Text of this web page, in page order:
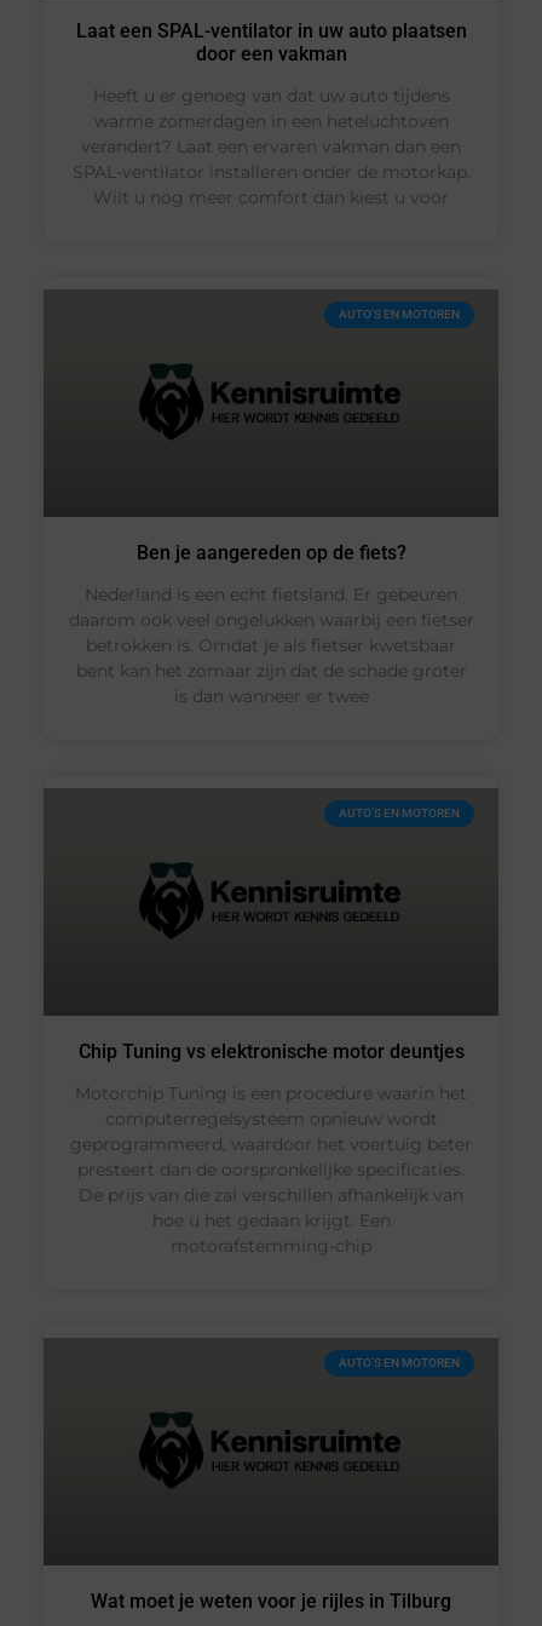
Laat een SPAL-ventilator in uw auto plaatsen
door een vakman
Heeft u er genoeg van dat uw auto tijdens
warme zomerdagen in een heteluchtoven
verandert? Laat een ervaren vakman dan een
SPAL-ventilator installeren onder de motorkap.
Wilt u nog meer comfort dan kiest u voor
AUTO’S EN MOTOREN
Ben je aangereden op de fiets?
Nederland is een echt fietsland. Er gebeuren
daarom ook veel ongelukken waarbij een fietser
betrokken is. Omdat je als fietser kwetsbaar
bent kan het zomaar zijn dat de schade groter
is dan wanneer er twee
AUTO’S EN MOTOREN
Chip Tuning vs elektronische motor deuntjes
Motorchip Tuning is een procedure waarin het
computerregelsysteem opnieuw wordt
geprogrammeerd, waardoor het voertuig beter
presteert dan de oorspronkelijke specificaties.
De prijs van die zal verschillen afhankelijk van
hoe u het gedaan krijgt. Een
motorafstemming-chip
AUTO’S EN MOTOREN
Wat moet je weten voor je rijles in Tilburg